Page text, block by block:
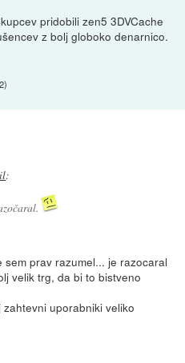
pridobili zen5 3DVCache
z bolj globoko denarnico.
)
:
prav razumel... je razocaral
velik trg, da bi to bistveno
uporabniki veliko